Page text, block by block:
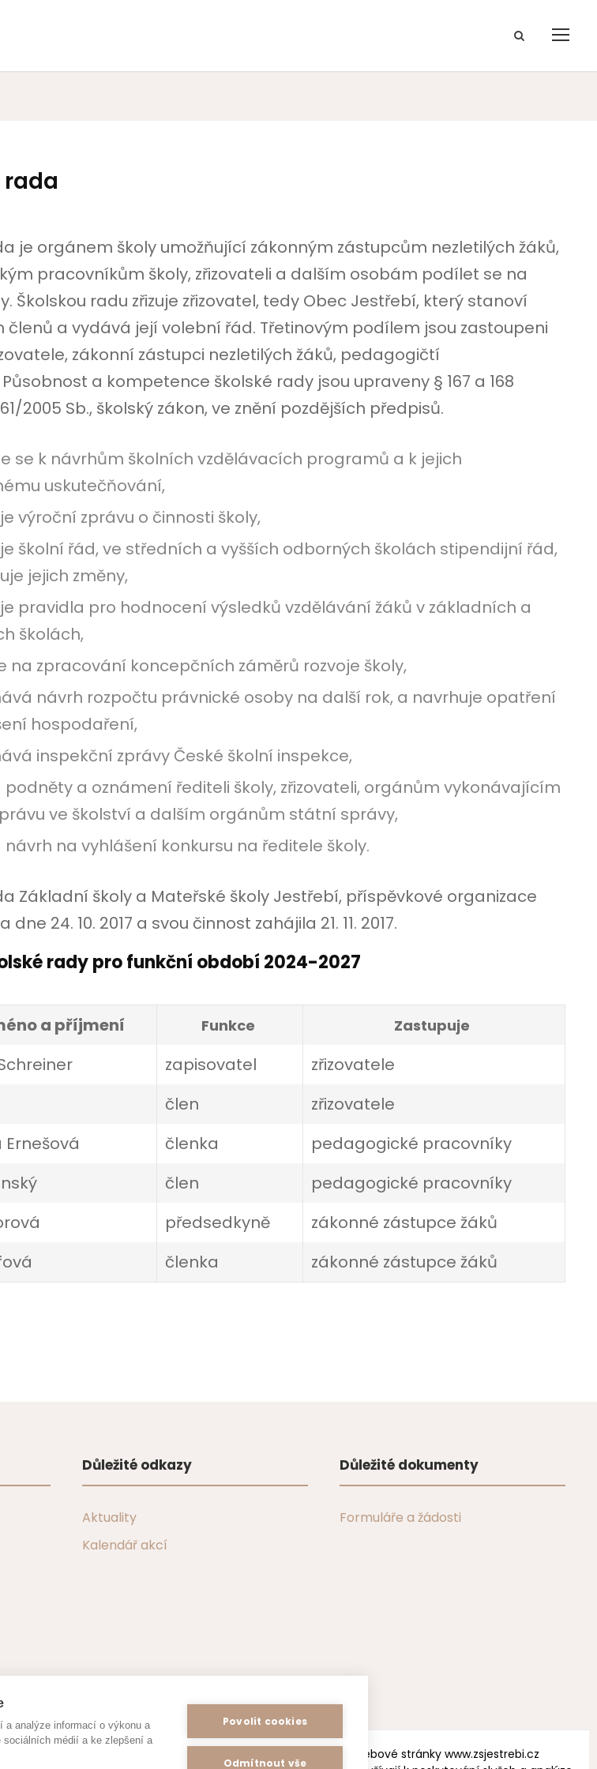
je orgánem školy umožňující zákonným zástupcům nezletilých žáků,
pracovníkům školy, zřizovateli a dalším osobám podílet se na
Školskou radu zřizuje zřizovatel, tedy Obec Jestřebí, který stanoví
členů a vydává její volební řád. Třetinovým podílem jsou zastoupeni
zákonní zástupci nezletilých žáků, pedagogičtí
a kompetence školské rady jsou upraveny § 167 a 168
2005 Sb., školský zákon, ve znění pozdějších předpisů.
se k návrhům školních vzdělávacích programů a k jejich
uskutečňování,
výroční zprávu o činnosti školy,
školní řád, ve středních a vyšších odborných školách stipendijní řád,
jejich změny,
pravidla pro hodnocení výsledků vzdělávání žáků v základních a
školách,
na zpracování koncepčních záměrů rozvoje školy,
návrh rozpočtu právnické osoby na další rok, a navrhuje opatření
hospodaření,
inspekční zprávy České školní inspekce,
a oznámení řediteli školy, zřizovateli, orgánům vykonávajícím
ve školství a dalším orgánům státní správy,
na vyhlášení konkursu na ředitele školy.
Základní školy a Mateřské školy Jestřebí, příspěvkové organizace
dne 24. 10. 2017 a svou činnost zahájila 21. 11. 2017.
rady pro funkční období 2024-2027
a příjmení Funkce Zastupuje
zapisovatel
zřizovatele
člen
zřizovatele
členka
pedagogické pracovníky
člen
pedagogické pracovníky
předsedkyně
zákonné zástupce žáků
členka zákonné zástupce žáků
Důležité odkazy
Aktuality
Kalendář akcí
Důležité dokumenty
Formuláře a žádosti
Webové stránky www.zsjestrebi.cz
a analýze informací o výkonu a
médií a ke zlepšení a
Povolit cookies
Odmítnout vše